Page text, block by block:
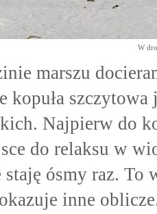
W
marszu
kopuła szczytowa
. Najpierw do
do relaksu w
ósmy raz. To
inne